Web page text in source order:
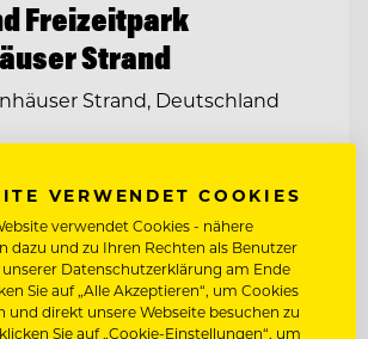
Freizeitpark
Strand
Strand, Deutschland
AMERICAN DINER (M/W/D)
VERWENDET COOKIES
verwendet Cookies - nähere
dazu und zu Ihren Rechten als Benutzer
Datenschutzerklärung am Ende
Sie auf „Alle Akzeptieren“, um Cookies
und direkt unsere Webseite besuchen zu
Sie auf „Cookie-Einstellungen“, um